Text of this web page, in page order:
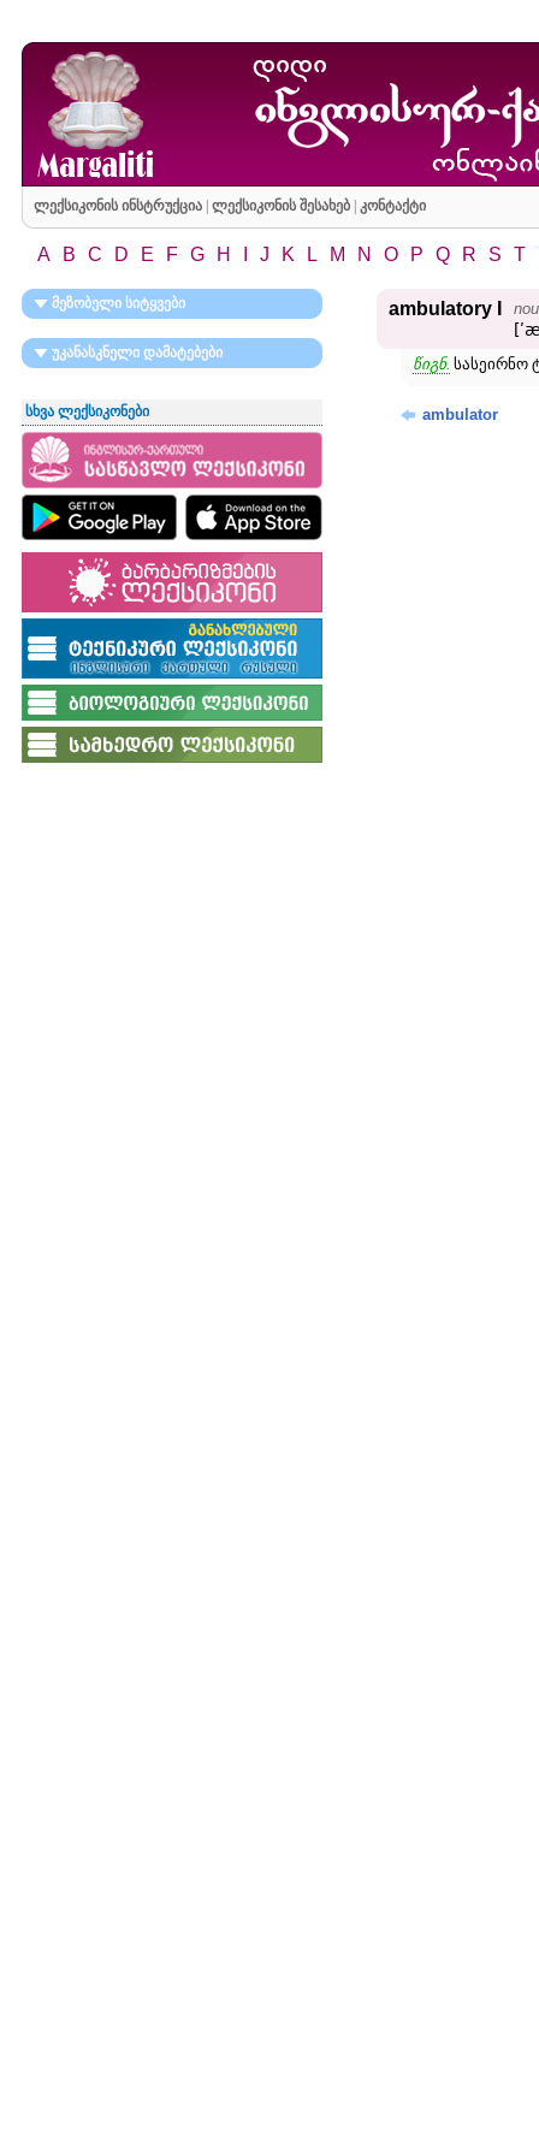
ლექსიკონის ინსტრუქცია| ლექსიკონის შესახებ| კონტაქტი
A B C D E F G H J K L M N O P Q R S T
მეზობელი სიტყვები
უკანასკნელი დამატებები
სხვა ლექსიკონები
ambulatory I
წიგნ. სასეირნო
ambulator